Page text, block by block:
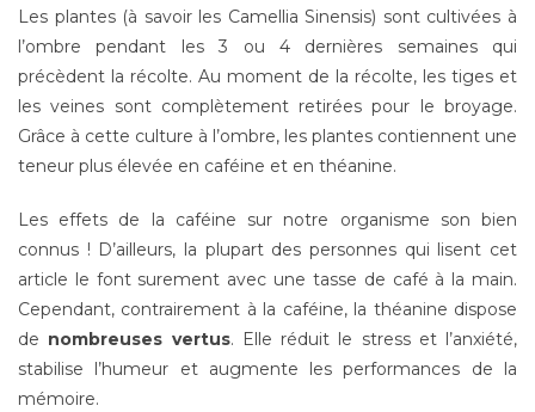
Les plantes (à savoir les Camellia Sinensis) sont cultivées à
l’ombre pendant les 3 ou 4 dernières semaines qui
précèdent la récolte. Au moment de la récolte, les tiges et
les veines sont complètement retirées pour le broyage.
Grâce à cette culture à l’ombre, les plantes contiennent une
teneur plus élevée en caféine et en théanine.
Les effets de la caféine sur notre organisme son bien
connus ! D’ailleurs, la plupart des personnes qui lisent cet
article le font surement avec une tasse de café à la main.
Cependant, contrairement à la caféine, la théanine dispose
de nombreuses vertus. Elle réduit le stress et l’anxiété,
stabilise l’humeur et augmente les performances de la
mémoire.